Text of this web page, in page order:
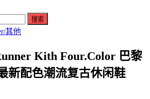
搜索
其他
Kith Four.Color 巴黎
新配色潮流复古休闲鞋